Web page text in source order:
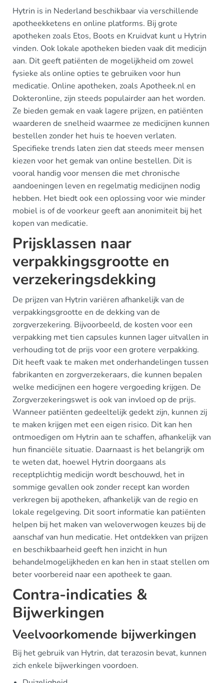
Hytrin is in Nederland beschikbaar via verschillende
apotheekketens en online platforms. Bij grote
apotheken zoals Etos, Boots en Kruidvat kunt u Hytrin
vinden. Ook lokale apotheken bieden vaak dit medicijn
aan. Dit geeft patiënten de mogelijkheid om zowel
fysieke als online opties te gebruiken voor hun
medicatie. Online apotheken, zoals Apotheek.nl en
Dokteronline, zijn steeds populairder aan het worden.
Ze bieden gemak en vaak lagere prijzen, en patiënten
waarderen de snelheid waarmee ze medicijnen kunnen
bestellen zonder het huis te hoeven verlaten.
Specifieke trends laten zien dat steeds meer mensen
kiezen voor het gemak van online bestellen. Dit is
vooral handig voor mensen die met chronische
aandoeningen leven en regelmatig medicijnen nodig
hebben. Het biedt ook een oplossing voor wie minder
mobiel is of de voorkeur geeft aan anonimiteit bij het
kopen van medicatie.
Prijsklassen naar
verpakkingsgrootte en
verzekeringsdekking
De prijzen van Hytrin variëren afhankelijk van de
verpakkingsgrootte en de dekking van de
zorgverzekering. Bijvoorbeeld, de kosten voor een
verpakking met tien capsules kunnen lager uitvallen in
verhouding tot de prijs voor een grotere verpakking.
Dit heeft vaak te maken met onderhandelingen tussen
fabrikanten en zorgverzekeraars, die kunnen bepalen
welke medicijnen een hogere vergoeding krijgen. De
Zorgverzekeringswet is ook van invloed op de prijs.
Wanneer patiënten gedeeltelijk gedekt zijn, kunnen zij
te maken krijgen met een eigen risico. Dit kan hen
ontmoedigen om Hytrin aan te schaffen, afhankelijk van
hun financiële situatie. Daarnaast is het belangrijk om
te weten dat, hoewel Hytrin doorgaans als
receptplichtig medicijn wordt beschouwd, het in
sommige gevallen ook zonder recept kan worden
verkregen bij apotheken, afhankelijk van de regio en
lokale regelgeving. Dit soort informatie kan patiënten
helpen bij het maken van weloverwogen keuzes bij de
aanschaf van hun medicatie. Het ontdekken van prijzen
en beschikbaarheid geeft hen inzicht in hun
behandelmogelijkheden en kan hen in staat stellen om
beter voorbereid naar een apotheek te gaan.
Contra-indicaties &
Bijwerkingen
Veelvoorkomende bijwerkingen
Bij het gebruik van Hytrin, dat terazosin bevat, kunnen
zich enkele bijwerkingen voordoen.